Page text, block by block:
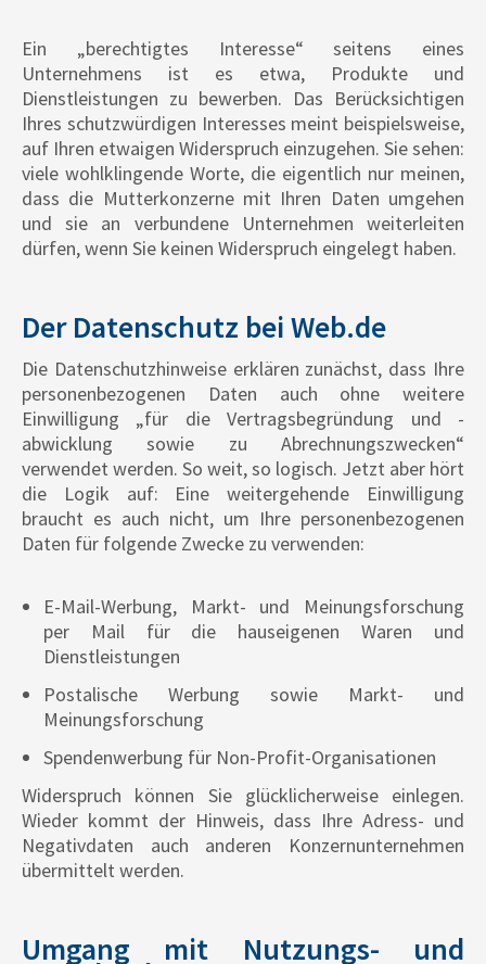
Ein „berechtigtes Interesse“ seitens eines
Unternehmens ist es etwa, Produkte und
Dienstleistungen zu bewerben. Das Berücksichtigen
Ihres schutzwürdigen Interesses meint beispielsweise,
auf Ihren etwaigen Widerspruch einzugehen. Sie sehen:
viele wohlklingende Worte, die eigentlich nur meinen,
dass die Mutterkonzerne mit Ihren Daten umgehen
und sie an verbundene Unternehmen weiterleiten
dürfen, wenn Sie keinen Widerspruch eingelegt haben.
Der Datenschutz bei Web.de
Die Datenschutzhinweise erklären zunächst, dass Ihre
personenbezogenen Daten auch ohne weitere
Einwilligung „für die Vertragsbegründung und -
abwicklung sowie zu Abrechnungszwecken“
verwendet werden. So weit, so logisch. Jetzt aber hört
die Logik auf: Eine weitergehende Einwilligung
braucht es auch nicht, um Ihre personenbezogenen
Daten für folgende Zwecke zu verwenden:
E-Mail-Werbung, Markt- und Meinungsforschung
per Mail für die hauseigenen Waren und
Dienstleistungen
Postalische Werbung sowie Markt- und
Meinungsforschung
Spendenwerbung für Non-Profit-Organisationen
Widerspruch können Sie glücklicherweise einlegen.
Wieder kommt der Hinweis, dass Ihre Adress- und
Negativdaten auch anderen Konzernunternehmen
übermittelt werden.
Umgang mit Nutzungs- und